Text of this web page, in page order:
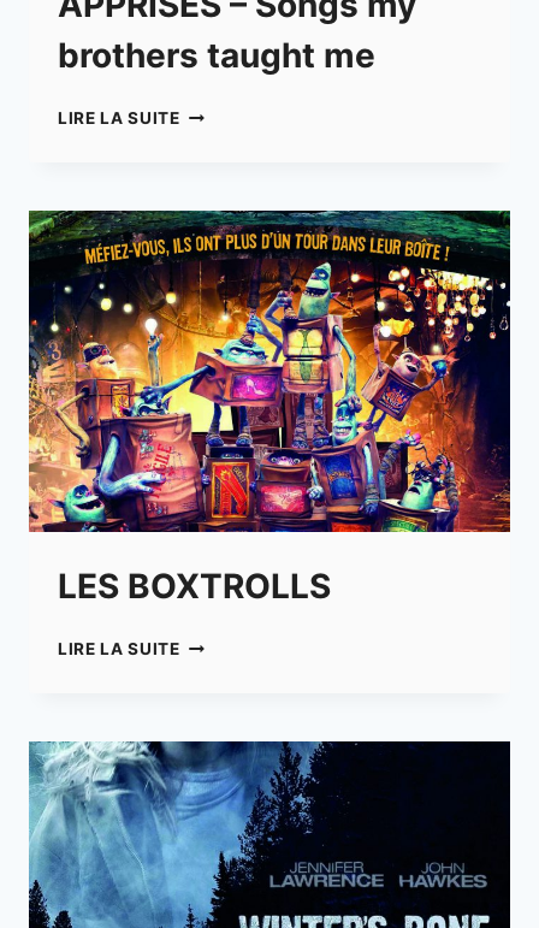
brothers taught me
LIRE LA SUITELES
FRÈRES
M’ONT
APPRISES
–
SONGS
MY
BROTHERS
TAUGHT
ME
LES BOXTROLLS
LIRE LA SUITELES